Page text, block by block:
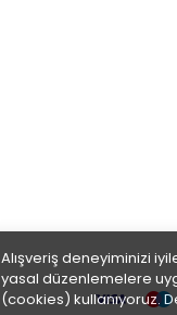
Alışveriş deneyiminizi
yasal düzenlemelere
(cookies) kullanıyoruz.